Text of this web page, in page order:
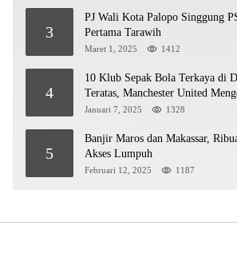
3
PJ Wali Kota Palopo Singgung
Pertama Tarawih
Maret 1, 2025 1412
4
10 Klub Sepak Bola Terkaya di
Teratas, Manchester United
Januari 7, 2025 1328
5
Banjir Maros dan Makassar,
Akses Lumpuh
Februari 12, 2025 1187